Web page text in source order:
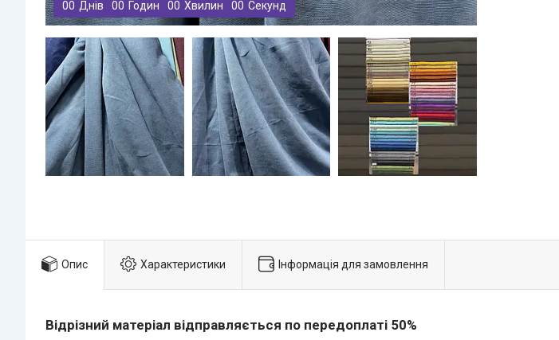
00 Днів 00 Годин 00 Хвилин 00 Секунд
Опис Характеристики Інформація для замовлення
Відрізний матеріал відправляється по передоплаті 50%